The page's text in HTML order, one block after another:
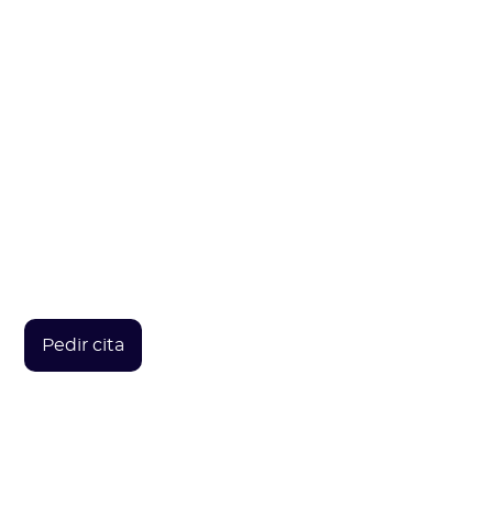
Pedir cita